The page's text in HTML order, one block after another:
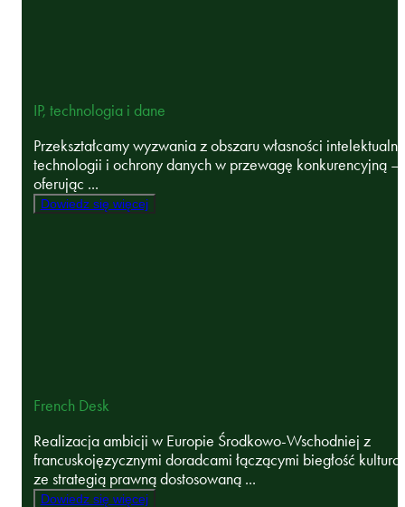
IP, technologia i dane
Przekształcamy wyzwania z obszaru własności
technologii i ochrony danych w przewagę konkurencyjną –
oferując ...
Dowiedz się więcej
French Desk
Realizacja ambicji w Europie Środkowo-Wschodniej z
francuskojęzycznymi doradcami łączącymi biegłość
ze strategią prawną dostosowaną ...
Dowiedz się więcej